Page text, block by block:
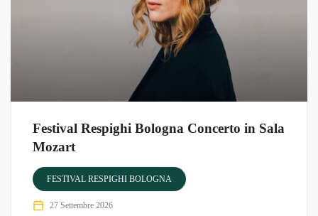
Festival Respighi Bologna Concerto in Sala
Mozart
FESTIVAL RESPIGHI BOLOGNA
27 Settembre 2026